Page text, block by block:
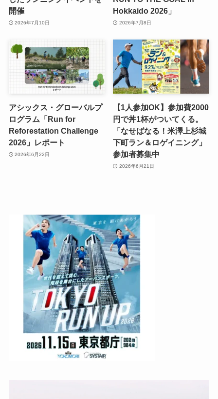
開催
2026年7月10日
Hokkaido 2026」
2026年7月8日
アシックス・グローバルプ
ログラム「Run for
Reforestation Challenge
2026」レポート
2026年6月22日
【1人参加OK】参加費2000
円で丼1杯がついてくる。
「なせばなる！米澤上杉城
下町ラン＆ロゲイニング」
参加者募集中
2026年6月21日